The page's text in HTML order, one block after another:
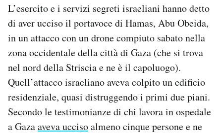
I MIEI PREFERITI
SHOP
CALENDARIO
AREA PERSONALE
Area Personale
L’esercito e i servizi segreti israeliani hanno detto
di aver ucciso il portavoce di Hamas, Abu Obeida,
in un attacco con un drone compiuto sabato nella
zona occidentale della città di Gaza (che si trova
nel nord della Striscia e ne è il capoluogo).
Quell’attacco israeliano aveva colpito un edificio
residenziale, quasi distruggendo i primi due piani.
Secondo le testimonianze di chi lavora in ospedale
a Gazaaveva uccisoalmeno cinque persone e ne